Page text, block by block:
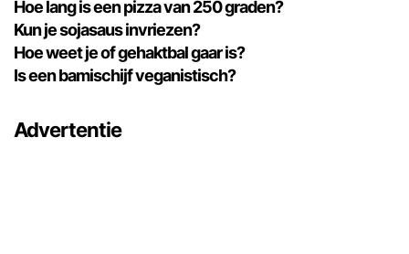
Hoe lang is een pizza van 250 graden?
Kun je sojasaus invriezen?
Hoe weet je of gehaktbal gaar is?
Is een bamischijf veganistisch?
Advertentie